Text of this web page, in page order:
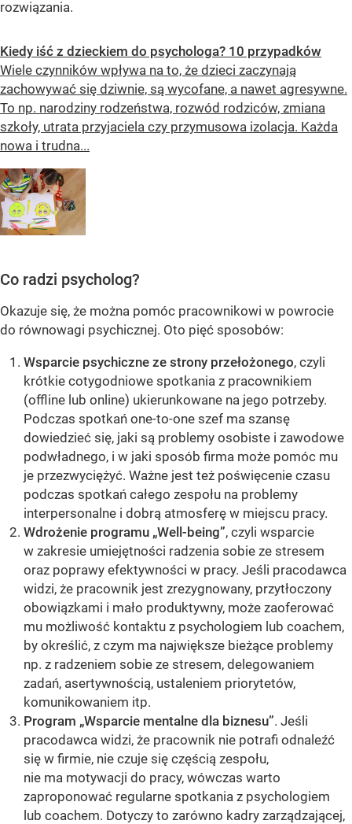
rozwiązania.
Kiedy iść z dzieckiem do psychologa? 10 przypadków
Wiele czynników wpływa na to, że dzieci zaczynają
zachowywać się dziwnie, są wycofane, a nawet agresywne.
To np. narodziny rodzeństwa, rozwód rodziców, zmiana
szkoły, utrata przyjaciela czy przymusowa izolacja. Każda
nowa i trudna...
Co radzi psycholog?
Okazuje się, że można pomóc pracownikowi w powrocie
do równowagi psychicznej. Oto pięć sposobów:
Wsparcie psychiczne ze strony przełożonego, czyli
krótkie cotygodniowe spotkania z pracownikiem
(offline lub online) ukierunkowane na jego potrzeby.
Podczas spotkań one-to-one szef ma szansę
dowiedzieć się, jaki są problemy osobiste i zawodowe
podwładnego, i w jaki sposób firma może pomóc mu
je przezwyciężyć. Ważne jest też poświęcenie czasu
podczas spotkań całego zespołu na problemy
interpersonalne i dobrą atmosferę w miejscu pracy.
Wdrożenie programu „Well-being”, czyli wsparcie
w zakresie umiejętności radzenia sobie ze stresem
oraz poprawy efektywności w pracy. Jeśli pracodawca
widzi, że pracownik jest zrezygnowany, przytłoczony
obowiązkami i mało produktywny, może zaoferować
mu możliwość kontaktu z psychologiem lub coachem,
by określić, z czym ma największe bieżące problemy
np. z radzeniem sobie ze stresem, delegowaniem
zadań, asertywnością, ustaleniem priorytetów,
komunikowaniem itp.
Program „Wsparcie mentalne dla biznesu”. Jeśli
pracodawca widzi, że pracownik nie potrafi odnaleźć
się w firmie, nie czuje się częścią zespołu,
nie ma motywacji do pracy, wówczas warto
zaproponować regularne spotkania z psychologiem
lub coachem. Dotyczy to zarówno kadry zarządzającej,